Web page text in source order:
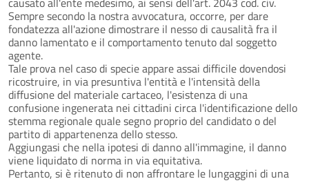
Sempre secondo la nostra avvocatura, occorre, per dare
fondatezza all'azione dimostrare il nesso di causalità fra il
danno lamentato e il comportamento tenuto dal soggetto
agente.
Tale prova nel caso di specie appare assai difficile dovendosi
ricostruire, in via presuntiva l'entità e l'intensità della
diffusione del materiale cartaceo, l'esistenza di una
confusione ingenerata nei cittadini circa l'identificazione dello
stemma regionale quale segno proprio del candidato o del
partito di appartenenza dello stesso.
Aggiungasi che nella ipotesi di danno all'immagine, il danno
viene liquidato di norma in via equitativa.
Pertanto, si è ritenuto di non affrontare le lungaggini di una